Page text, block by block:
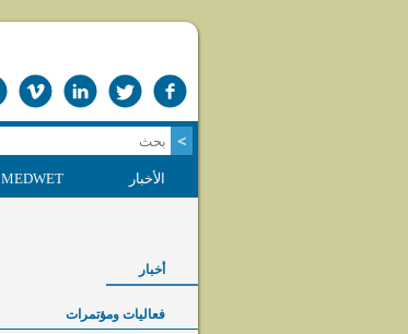
الأخبار MEDWET
أخبار
فعاليات ومؤتمرات